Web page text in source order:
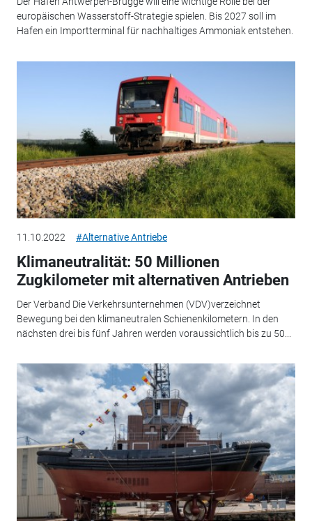
europäischen Wasserstoff-Strategie spielen. Bis 2027 soll im
Hafen ein Importterminal für nachhaltiges Ammoniak entstehen.
11.10.2022 #Alternative Antriebe
Klimaneutralität: 50 Millionen
Zugkilometer mit alternativen Antrieben
Der Verband Die Verkehrsunternehmen (VDV)verzeichnet
Bewegung bei den klimaneutralen Schienenkilometern. In den
nächsten drei bis fünf Jahren werden voraussichtlich bis zu 50...